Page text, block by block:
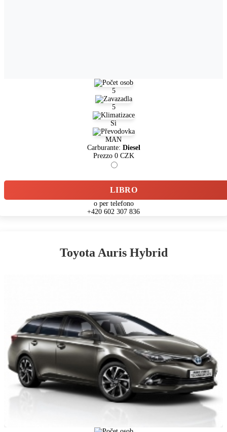
5
5
Sì
MAN
Carburante: Diesel
Prezzo 0CZK
LIBRO
o per telefono
+420 602 307 836
Toyota Auris Hybrid